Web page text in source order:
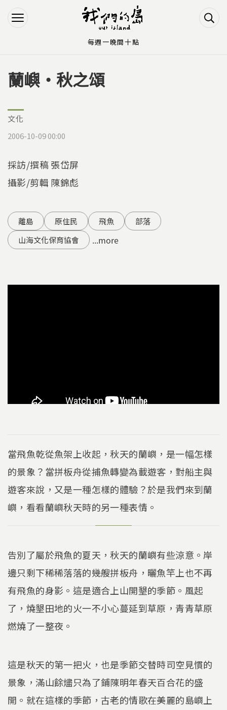
Jump to Navigation
Jump to Main content
您在這裡
蘭嶼‧秋之頌
文化
2006-10-09 00:00
採訪/撰稿 張岱屏
攝影/剪輯 陳錦彪
離島 原住民 飛魚
部落
山海文化保育協會
...more
當飛魚乾從魚架上收起，秋天的蘭嶼，是一幅怎樣
的景象？當拼板舟從捕魚轉變為載遊客，對船主與
遊客來說，又是一種怎樣的體驗？於是我們來到蘭
嶼，看看蘭嶼秋天時的另一種表情。
告別了屬於飛魚的夏天，秋天的蘭嶼有些涼意。岸
邊只剩下稀稀落落的幾艘拼板舟，曬魚竿上也不再
有飛魚的身影。這是適合上山開墾的季節。風起
了，燒墾田地的火一不小心蔓延到草原，青青草原
燃燒了一整夜。
這是秋天的第一把火，也是季節交替時司空見慣的
景象，滿山餘燼只為了鋪陳明年春天百合花的盛
開。就在這樣的季節，古老的情歌在美麗的島嶼上
每週一晚間十點